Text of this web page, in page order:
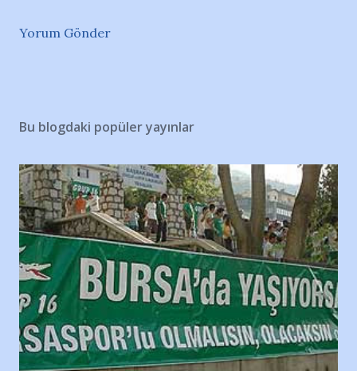
Yorum Gönder
Bu blogdaki popüler yayınlar